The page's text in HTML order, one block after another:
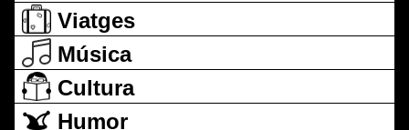
Viatges
Música
Cultura
Humor